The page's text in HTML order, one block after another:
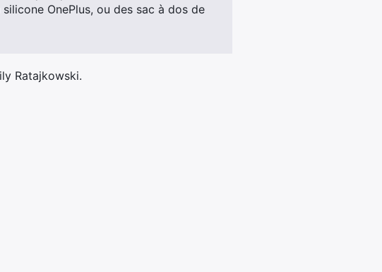
OnePlus, ou des sac à dos de
Ratajkowski.